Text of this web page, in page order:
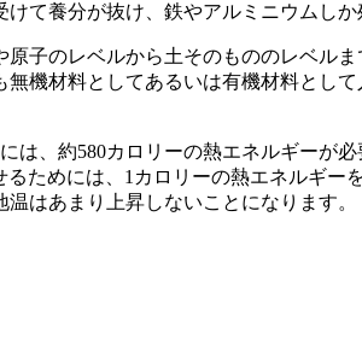
けて養分が抜け、鉄やアルミニウムしか
子のレベルから土そのもののレベル
機材料としてあるいは有機材料として
は、約580カロリーの熱エネルギーが
ためには、1カロリーの熱エネルギ
温はあまり上昇しないことになります。